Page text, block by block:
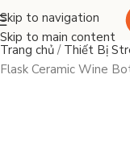
Skip to navigation
Skip to main content
Trang chủ / Thiết Bị
Flask Ceramic Wine